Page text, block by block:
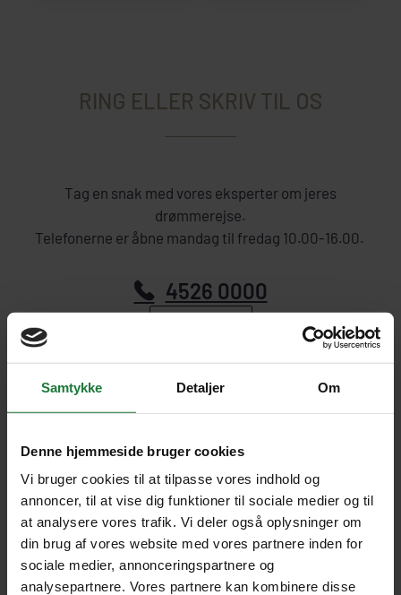
Samtykke Detaljer Om
Denne hjemmeside bruger cookies
Vi bruger cookies til at tilpasse vores indhold og
annoncer, til at vise dig funktioner til sociale medier og til
at analysere vores trafik. Vi deler også oplysninger om
din brug af vores website med vores partnere inden for
sociale medier, annonceringspartnere og
analysepartnere. Vores partnere kan kombinere disse
RING ELLER SKRIV TIL OS
Tag en snak med vores eksperter om jeres
drømmerejse.
Telefonerne er åbne mandag til fredag 10.00-16.00.
4526 0000